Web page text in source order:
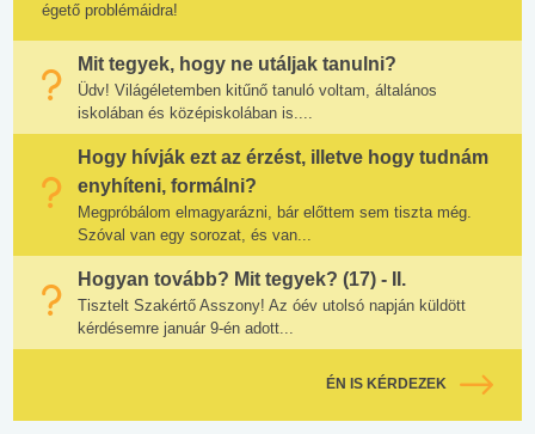
égető problémáidra!
Mit tegyek, hogy ne utáljak tanulni?
Üdv! Világéletemben kitűnő tanuló voltam, általános
iskolában és középiskolában is....
Hogy hívják ezt az érzést, illetve hogy tudnám
enyhíteni, formálni?
Megpróbálom elmagyarázni, bár előttem sem tiszta még.
Szóval van egy sorozat, és van...
Hogyan tovább? Mit tegyek? (17) - II.
Tisztelt Szakértő Asszony! Az óév utolsó napján küldött
kérdésemre január 9-én adott...
ÉN IS KÉRDEZEK